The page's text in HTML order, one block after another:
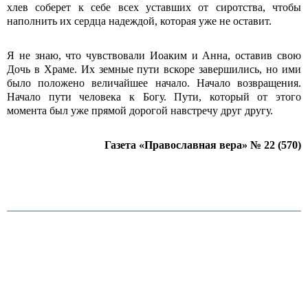
хлев соберет к себе всех уставших от сиротства, чтобы
наполнить их сердца надеждой, которая уже не оставит.
Я не знаю, что чувствовали Иоаким и Анна, оставив свою
Дочь в Храме. Их земные пути вскоре завершились, но ими
было положено величайшее начало. Начало возвращения.
Начало пути человека к Богу. Пути, который от этого
момента был уже прямой дорогой навстречу друг другу.
Газета «Православная вера» № 22 (570)